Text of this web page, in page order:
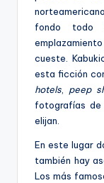
fondo todo
cueste.
esta ficción
hotels, peep
fotografías de
elijan.
En este lugar
también hay
Los más